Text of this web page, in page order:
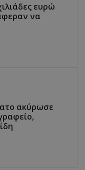
ευρώ
να
ακύρωσε